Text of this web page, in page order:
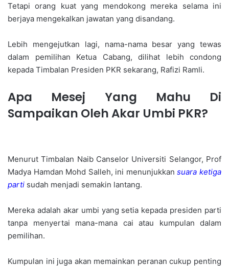
Tetapi orang kuat yang mendokong mereka selama ini
berjaya mengekalkan jawatan yang disandang.
Lebih mengejutkan lagi, nama-nama besar yang tewas
dalam pemilihan Ketua Cabang, dilihat lebih condong
kepada Timbalan Presiden PKR sekarang, Rafizi Ramli.
Apa Mesej Yang Mahu Di
Sampaikan Oleh Akar Umbi PKR?
Menurut Timbalan Naib Canselor Universiti Selangor, Prof
Madya Hamdan Mohd Salleh, ini menunjukkansuara ketiga
parti sudah menjadi semakin lantang.
Mereka adalah akar umbi yang setia kepada presiden parti
tanpa menyertai mana-mana cai atau kumpulan dalam
pemilihan.
Kumpulan ini juga akan memainkan peranan cukup penting